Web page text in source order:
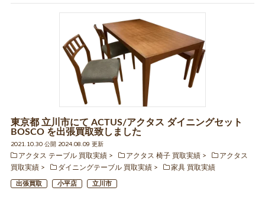
東京都 立川市にて ACTUS/アクタス ダイニングセット
BOSCO を出張買取致しました
2021.10.30 公開 2024.08.09 更新
アクタス テーブル 買取実績
アクタス 椅子 買取実績
アクタス
買取実績
ダイニングテーブル 買取実績 家具 買取実績
出張買取 小平店 立川市